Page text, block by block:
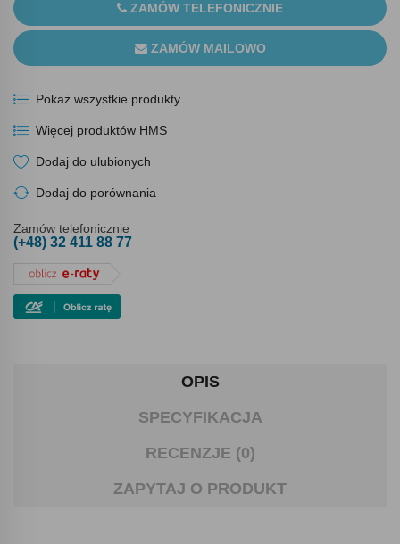
ZAMÓW TELEFONICZNIE
ZAMÓW MAILOWO
Pokaż wszystkie produkty
Więcej produktów HMS
Dodaj do ulubionych
Dodaj do porównania
Zamów telefonicznie
(+48) 32 411 88 77
OPIS
SPECYFIKACJA
RECENZJE (0)
ZAPYTAJ O PRODUKT